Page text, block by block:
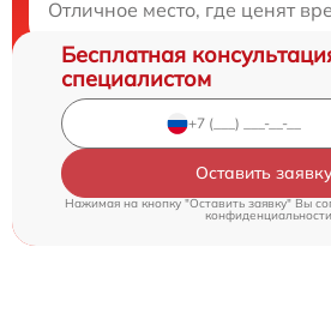
Отличное место, где ценят
Бесплатная
специалистом
Оставить
Нажимая на кнопку "Оставить заявку" Вы
конфиденциальности